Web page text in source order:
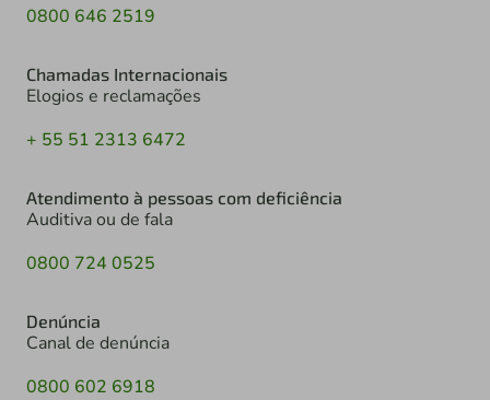
0800 646 2519
Chamadas Internacionais
Elogios e reclamações
+ 55 51 2313 6472
Atendimento à pessoas com deficiência
Auditiva ou de fala
0800 724 0525
Denúncia
Canal de denúncia
0800 602 6918